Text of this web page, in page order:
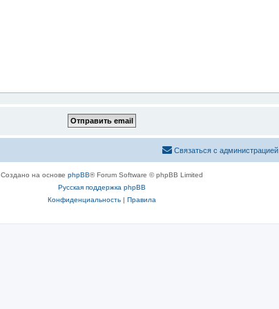
Связаться с администрацией
Создано на основе phpBB® Forum Software © phpBB Limited
Русская поддержка phpBB
Конфиденциальность| Правила